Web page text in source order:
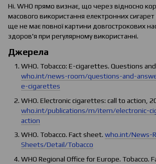
Ні. WHO прямо визнає, що через відносно
масового використання електронних сигарет
ще не має повної картини довгострокових
здоров'я при регулярному використанні.
Джерела
WHO. Tobacco: E-cigarettes. Questions
who.int/news-room/questions-and-
e-cigarettes
WHO. Electronic cigarettes: call to action,
who.int/publications/m/item/electronic-
action
WHO. Tobacco. Fact sheet. who.int/News-
Sheets/Detail/Tobacco
WHO Regional Office for Europe. Tobacco.